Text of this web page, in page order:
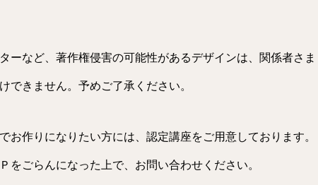
ーなど、著作権侵害の可能性があるデザインは、関係者さま
できません。予めご了承ください。
お作りになりたい方には、認定講座をご用意しております。
をごらんになった上で、お問い合わせください。